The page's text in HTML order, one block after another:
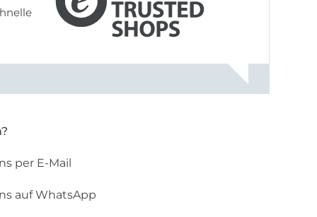
per E-Mail
auf WhatsApp